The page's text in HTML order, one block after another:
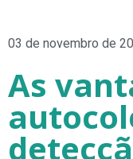
03 de novembro de
As